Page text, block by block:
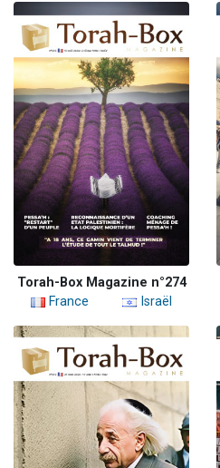
Torah-Box Magazine n°274
France
Israël